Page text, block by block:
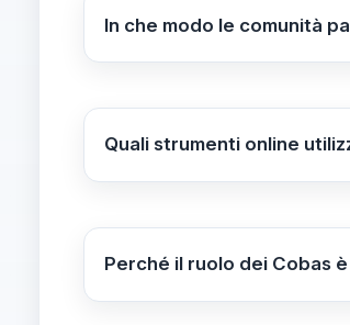
popolazioni di Gaza e alle
In che modo le comunità
Le comunità palestinesi in
denunciare ogni forma di
Quali strumenti online
I Cobas aggiornano
Flotilla.
Perché il ruolo dei Cobas
Il coinvolgimento dei